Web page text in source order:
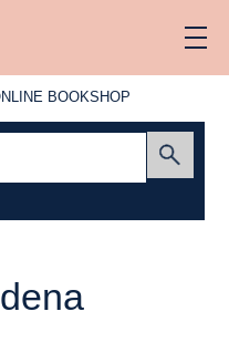
BOOKSHOP